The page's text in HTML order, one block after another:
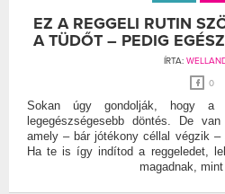
EZ A REGGELI RUTIN
A TÜDŐT – PEDIG
ÍRTA:
0
Sokan úgy gondolják, hogy a
legegészségesebb döntés. De
amely – bár jótékony céllal végzik –
Ha te is így indítod a reggeledet,
magadnak, mint